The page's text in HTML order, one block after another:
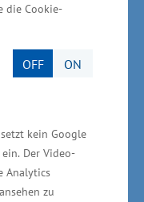
die Cookie-
OFF ON
kein Google
Der Video-
Analytics
zu
und
an der
Binnenland.
ist mit 1.400